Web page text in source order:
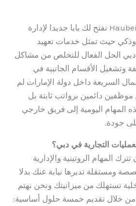
شركة Hauberk Consulting تفتح لك بابا جديدا لإدارة
حيث تمثل خدمات تعهيد
دبي الحل الفعال للتخلص من مشاكل
وتشغيل الأقسام الجانبية في
السريعة داخل دولة الإمارات لم
دائمين برواتب ثابتة بل
المهام اليومية إلى فريق خارجي
جودة.
التجارية في دبي؟
المهام الروتينية والإدارية
ومستقلة تديرها نيابة عنك بدلا
تستهلك من ميزانيتك ونحن نهتم
من خلال تقديم خمسة حلول أساسية: